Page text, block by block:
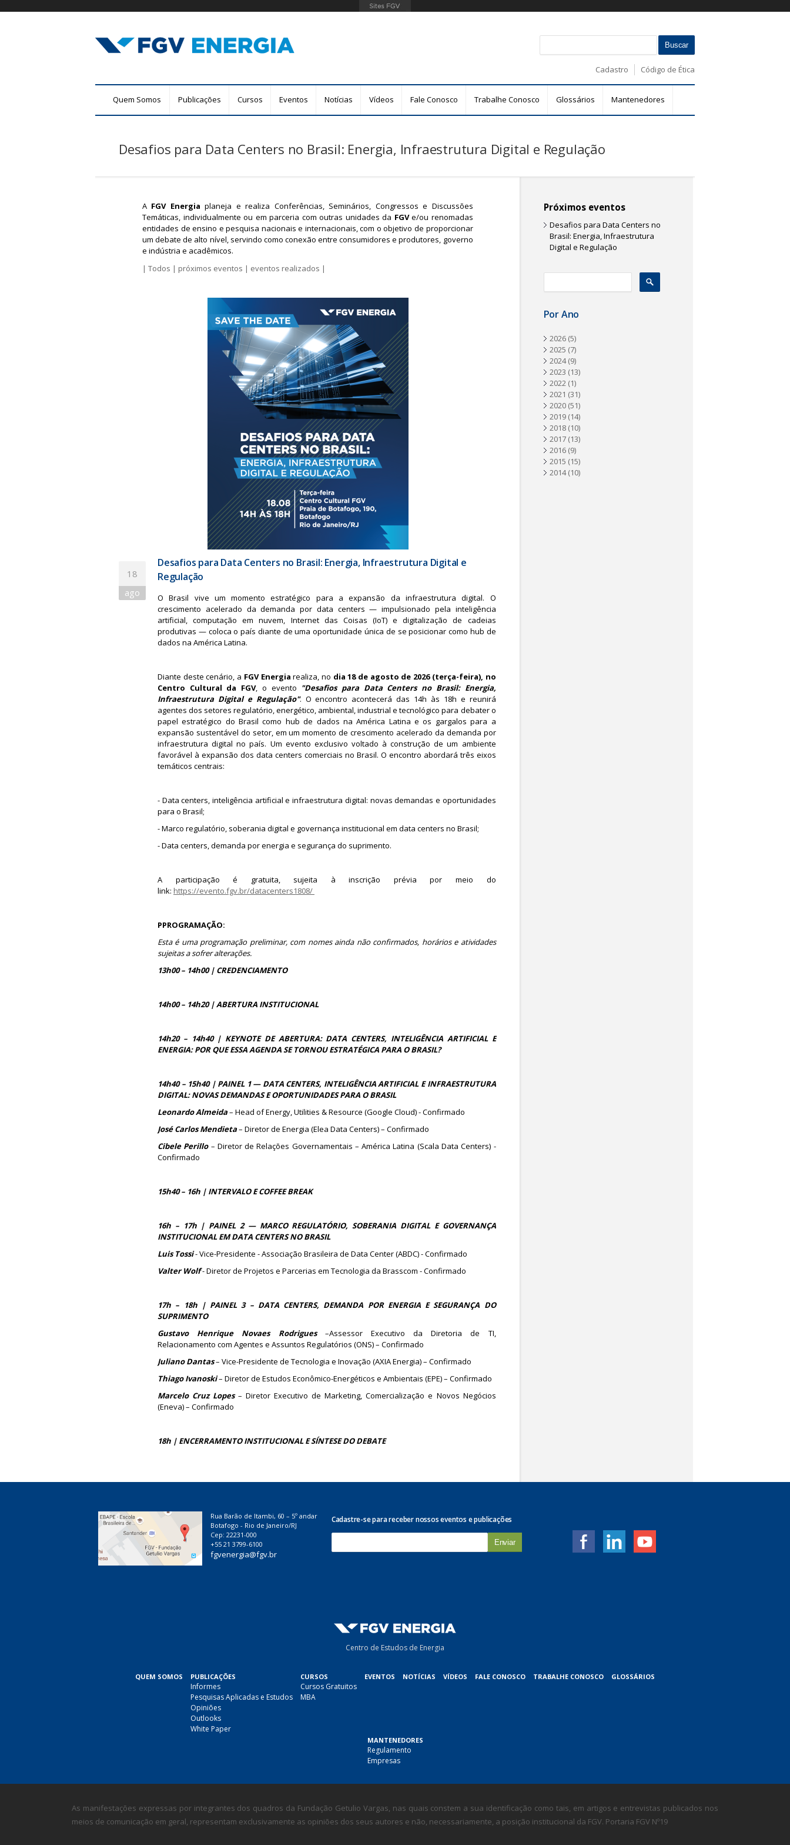
Pular
o
e
b
a
u
c
a
r
Cadastro Código de Ética
i
Quem Somos Publicações Cursos Eventos Notícias Vídeos Fale Conosco Trabalhe Conosco Glossários Mantenedores
Desafios para Data Centers no Brasil: Energia, Infraestrutura Digital e Regulação
A FGV Energia planeja e realiza Conferências, Seminários, Congressos e Discussões
Temáticas, individualmente ou em parceria com outras unidades da FGVe/ou renomadas
entidades de ensino e pesquisa nacionais e internacionais, com o objetivo de proporcionar
um debate de alto nível, servindo como conexão entre consumidores e produtores, governo
e indústria e acadêmicos.
| Todos | próximos eventos | eventos realizados |
18
ago
Desafios para Data Centers no Brasil: Energia, Infraestrutura Digital e
Regulação
O Brasil vive um momento estratégico para a expansão da infraestrutura digital. O
crescimento acelerado da demanda por data centers — impulsionado pela inteligência
artificial, computação em nuvem, Internet das Coisas (IoT) e digitalização de cadeias
produtivas — coloca o país diante de uma oportunidade única de se posicionar como hub de
dados na América Latina.
Diante deste cenário, a FGV Energia realiza, no dia 18 de agosto de 2026 (terça-feira), no
Centro Cultural da FGV, o evento "Desafios para Data Centers no Brasil: Energia,
Infraestrutura Digital e Regulação". O encontro acontecerá das 14h às 18h e reunirá
agentes dos setores regulatório, energético, ambiental, industrial e tecnológico para debater o
papel estratégico do Brasil como hub de dados na América Latina e os gargalos para a
expansão sustentável do setor, em um momento de crescimento acelerado da demanda por
infraestrutura digital no país. Um evento exclusivo voltado à construção de um ambiente
favorável à expansão dos data centers comerciais no Brasil. O encontro abordará três eixos
temáticos centrais:
- Data centers, inteligência artificial e infraestrutura digital: novas demandas e oportunidades
para o Brasil;
- Marco regulatório, soberania digital e governança institucional em data centers no Brasil;
- Data centers, demanda por energia e segurança do suprimento.
A participação é gratuita, sujeita à inscrição prévia por meio do
link: https://evento.fgv.br/datacenters1808/
PPROGRAMAÇÃO:
Esta é uma programação preliminar, com nomes ainda não confirmados, horários e atividades
sujeitas a sofrer alterações.
13h00 – 14h00 | CREDENCIAMENTO
14h00 – 14h20 | ABERTURA INSTITUCIONAL
14h20 – 14h40 | KEYNOTE DE ABERTURA: DATA CENTERS, INTELIGÊNCIA ARTIFICIAL E
ENERGIA: POR QUE ESSA AGENDA SE TORNOU ESTRATÉGICA PARA O BRASIL?
14h40 – 15h40 | PAINEL 1 — DATA CENTERS, INTELIGÊNCIA ARTIFICIAL E INFRAESTRUTURA
DIGITAL: NOVAS DEMANDAS E OPORTUNIDADES PARA O BRASIL
Leonardo Almeida– Head of Energy, Utilities & Resource (Google Cloud) - Confirmado
José Carlos Mendieta– Diretor de Energia (Elea Data Centers) – Confirmado
Cibele Perillo– Diretor de Relações Governamentais – América Latina (Scala Data Centers) -
Confirmado
15h40 – 16h | INTERVALO E COFFEE BREAK
16h – 17h | PAINEL 2 — MARCO REGULATÓRIO, SOBERANIA DIGITAL E GOVERNANÇA
INSTITUCIONAL EM DATA CENTERS NO BRASIL
Luis Tossi- Vice-Presidente - Associação Brasileira de Data Center (ABDC) - Confirmado
Valter Wolf- Diretor de Projetos e Parcerias em Tecnologia da Brasscom - Confirmado
17h – 18h | PAINEL 3 – DATA CENTERS, DEMANDA POR ENERGIA E SEGURANÇA DO
SUPRIMENTO
Gustavo Henrique Novaes Rodrigues –Assessor Executivo da Diretoria de TI,
Relacionamento com Agentes e Assuntos Regulatórios (ONS) – Confirmado
Juliano Dantas– Vice-Presidente de Tecnologia e Inovação (AXIA Energia) – Confirmado
Thiago Ivanoski– Diretor de Estudos Econômico-Energéticos e Ambientais (EPE) – Confirmado
Marcelo Cruz Lopes– Diretor Executivo de Marketing, Comercialização e Novos Negócios
(Eneva) – Confirmado
18h | ENCERRAMENTO INSTITUCIONAL E SÍNTESE DO DEBATE
Próximos eventos
Desafios para Data Centers no
Brasil: Energia, Infraestrutura
Digital e Regulação
Por Ano
2026(5)
2025 (7)
2024(9)
2023 (13)
2022(1)
2021 (31)
2020(51)
2019(14)
2018(10)
2017(13)
2016(9)
2015 (15)
2014(10)
Rua Barão de Itambi, 60 – 5º andar
Botafogo - Rio de Janeiro/RJ
Cep: 22231-000
+55 21 3799-6100
fgvenergia@fgv.br
Cadastre-se para receber nossos eventos e publicações
-
Centro de Estudos de Energia
QUEM SOMOS PUBLICAÇÕES
Informes
Pesquisas Aplicadas e Estudos
Opiniões
Outlooks
White Paper
CURSOS
Cursos Gratuitos
MBA
EVENTOS NOTÍCIAS VÍDEOS FALE CONOSCO TRABALHE CONOSCO GLOSSÁRIOS
MANTENEDORES
Regulamento
Empresas
As manifestações expressas por integrantes dos quadros da Fundação Getulio Vargas, nas quais constem a sua identificação como tais, em artigos e entrevistas publicados nos
meios de comunicação em geral, representam exclusivamente as opiniões dos seus autores e não, necessariamente, a posição institucional da FGV. Portaria FGV Nº19